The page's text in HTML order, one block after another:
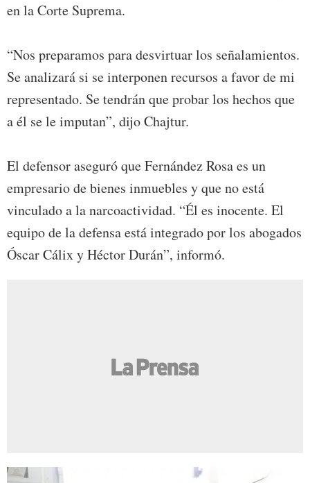
en la Corte Suprema.
“Nos preparamos para desvirtuar los señalamientos.
Se analizará si se interponen recursos a favor de mi
representado. Se tendrán que probar los hechos que
a él se le imputan”, dijo Chajtur.
El defensor aseguró que Fernández Rosa es un
empresario de bienes inmuebles y que no está
vinculado a la narcoactividad. “Él es inocente. El
equipo de la defensa está integrado por los abogados
Óscar Cálix y Héctor Durán”, informó.